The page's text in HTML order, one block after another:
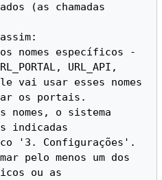
(as chamadas
URL_API,
ele vai usar esses nomes
os portais.
indicadas
'3. Configurações'.
ou as